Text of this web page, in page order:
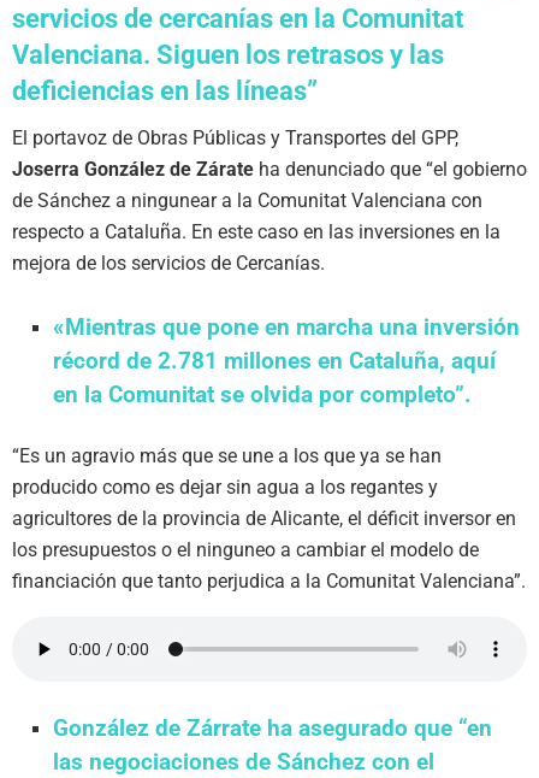
servicios de cercanías en la Comunitat
Valenciana. Siguen los retrasos y las
deficiencias en las líneas”
El portavoz de Obras Públicas y Transportes del GPP,
Joserra González de Zárate ha denunciado que “el gobierno
de Sánchez a ningunear a la Comunitat Valenciana con
respecto a Cataluña. En este caso en las inversiones en la
mejora de los servicios de Cercanías.
«Mientras que pone en marcha una inversión
récord de 2.781 millones en Cataluña, aquí
en la Comunitat se olvida por completo”.
“Es un agravio más que se une a los que ya se han
producido como es dejar sin agua a los regantes y
agricultores de la provincia de Alicante, el déficit inversor en
los presupuestos o el ninguneo a cambiar el modelo de
financiación que tanto perjudica a la Comunitat Valenciana”.
González de Zárrate ha asegurado que “en
las negociaciones de Sánchez con el